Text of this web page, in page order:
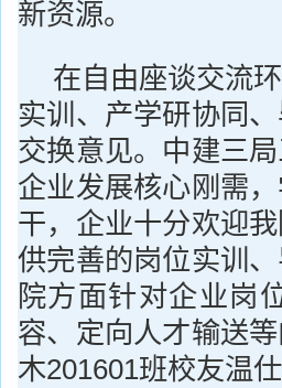
新资源。
在自由座谈交流
实训、产学研协同
交换意见。中建三
企业发展核心刚需
干，企业十分欢迎
供完善的岗位实训
院方面针对企业岗
容、定向人才输送
木201601班校友温